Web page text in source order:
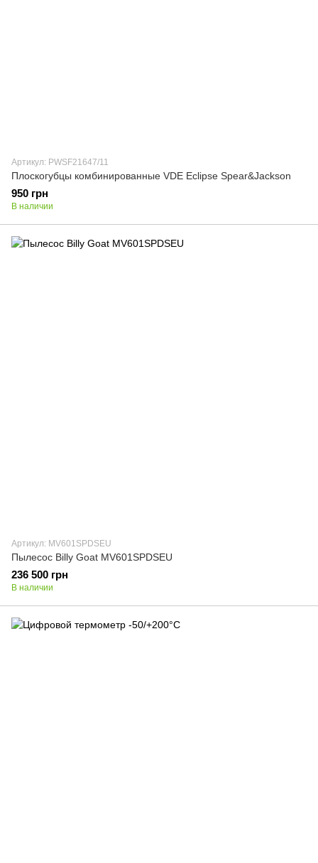
Артикул: PWSF21647/11
Плоскогубцы комбинированные VDE Eclipse Spear&Jackson
950 грн
В наличии
Артикул: MV601SPDSEU
Пылесос Billy Goat MV601SPDSEU
236 500 грн
В наличии